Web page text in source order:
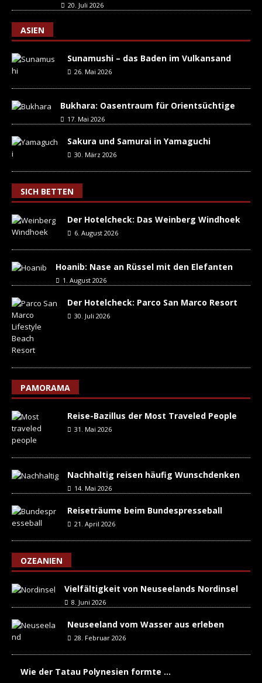
20. Juli 2026
ASIEN
Sunamushi – das Baden im Vulkansand
26. Mai 2026
Bukhara: Oasentraum für Orientsüchtige
17. Mai 2026
Sakura und Samurai in Yamaguchi
30. März 2026
SICH BETTEN
Der Hotelcheck: Das Weinberg Windhoek
6. August 2026
Hoanib: Nase an Rüssel mit den Elefanten
1. August 2026
Der Hotelcheck: Parco San Marco Resort
30. Juli 2026
PAMORAMA
Reise-Bazillus der Most Traveled People
31. Mai 2026
Nachhaltig reisen häufig Wunschdenken
14. Mai 2026
Reiseträume beim Bundespresseball
21. April 2026
OZEANIEN
Vielfältigkeit von Neuseelands Nordinsel
8. Juni 2026
Neuseeland vom Wasser aus erleben
28. Februar 2026
Wie der Tatau Polynesien formte …